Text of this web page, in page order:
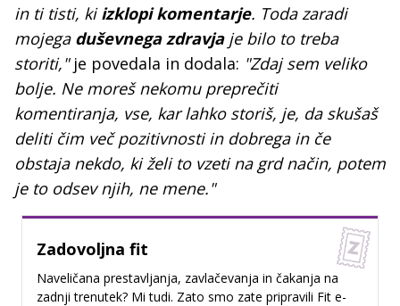
in ti tisti, kiizklopi komentarje. Toda zaradi
mojega duševnega zdravjaje bilo to treba
storiti,"je povedala in dodala: "Zdaj sem veliko
bolje. Ne moreš nekomu preprečiti
komentiranja, vse, kar lahko storiš, je, da skušaš
deliti čim več pozitivnosti in dobrega in če
obstaja nekdo, ki želi to vzeti na grd način, potem
je to odsev njih, ne mene."
Zadovoljna fit
Naveličana prestavljanja, zavlačevanja in čakanja na
zadnji trenutek? Mi tudi. Zato smo zate pripravili Fit e-